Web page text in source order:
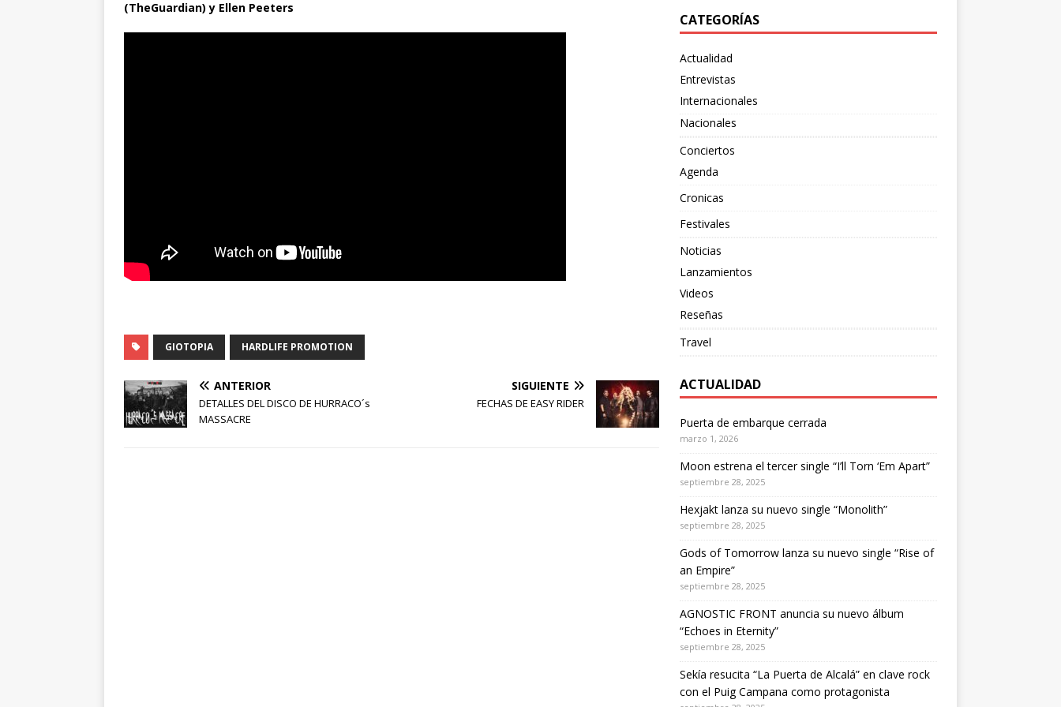
(TheGuardian) y Ellen Peeters
GIOTOPIA HARDLIFE PROMOTION
ANTERIOR
DETALLES DEL DISCO DE HURRACO´s
MASSACRE
SIGUIENTE
FECHAS DE EASY RIDER
CATEGORÍAS
Actualidad
Entrevistas
Internacionales
Nacionales
Conciertos
Agenda
Cronicas
Festivales
Noticias
Lanzamientos
Videos
Reseñas
Travel
ACTUALIDAD
Puerta de embarque cerrada
marzo 1, 2026
Moon estrena el tercer single “I’ll Torn ‘Em Apart”
septiembre 28, 2025
Hexjakt lanza su nuevo single “Monolith”
septiembre 28, 2025
Gods of Tomorrow lanza su nuevo single “Rise of
an Empire”
septiembre 28, 2025
AGNOSTIC FRONT anuncia su nuevo álbum
“Echoes in Eternity”
septiembre 28, 2025
Sekía resucita “La Puerta de Alcalá” en clave rock
con el Puig Campana como protagonista